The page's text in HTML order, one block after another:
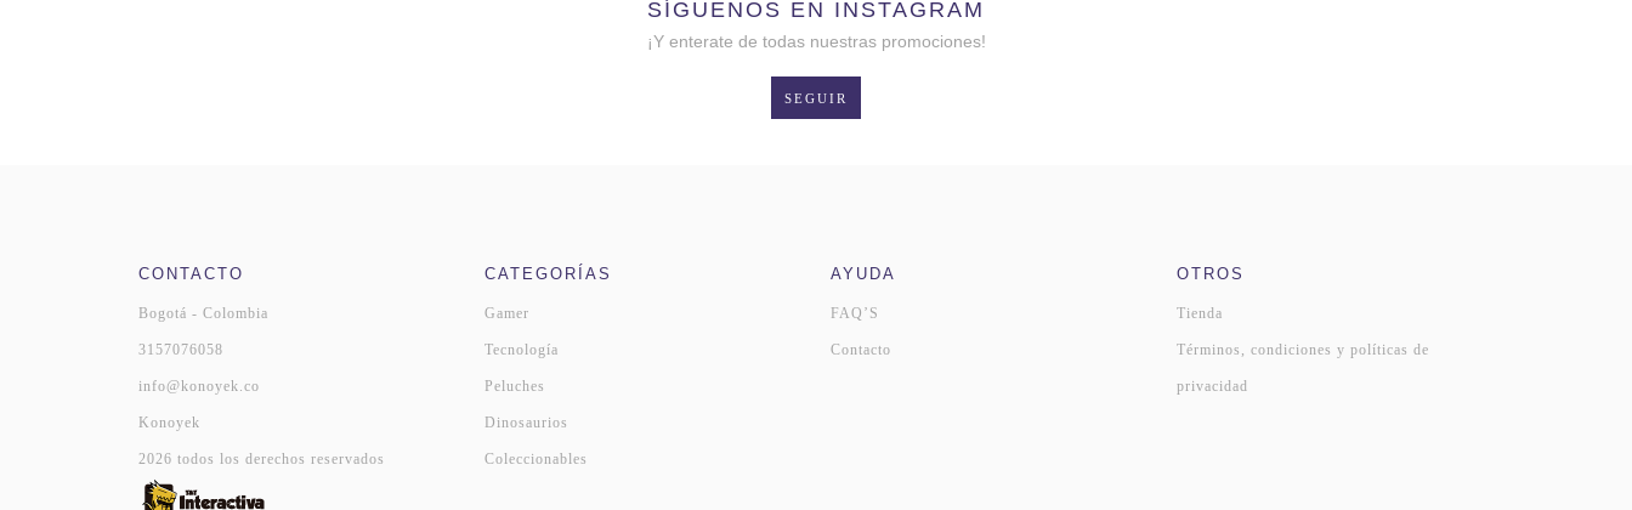
SÍGUENOS EN INSTAGRAM
¡Y enterate de todas nuestras promociones!
SEGUIR
CONTACTO
Bogotá - Colombia
3157076058
info@konoyek.co
Konoyek
2026 todos los derechos reservados
CATEGORÍAS
Gamer
Tecnología
Peluches
Dinosaurios
Coleccionables
AYUDA
FAQ’S
Contacto
OTROS
Tienda
Términos, condiciones y políticas de
privacidad